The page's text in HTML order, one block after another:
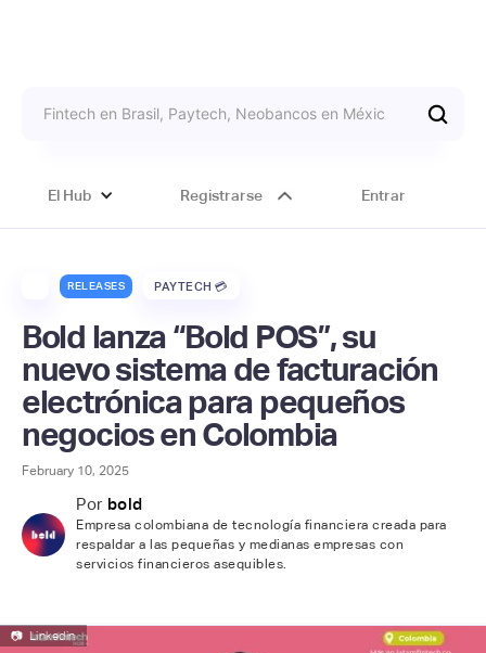
El Hub Registrarse Entrar
RELEASES PAYTECH 💳
Bold lanza “Bold POS”, su
nuevo sistema de facturación
electrónica para pequeños
negocios en Colombia
February 10, 2025
Por bold
Empresa colombiana de tecnología financiera creada para
respaldar a las pequeñas y medianas empresas con
servicios financieros asequibles.
📷 Linkedin